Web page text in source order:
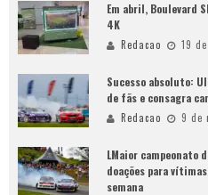
Em abril, Boulevard
4K
Redacao 19
Sucesso absoluto:
de fãs e consagra
Redacao 9 de
LMaior campeonato
doações para
semana